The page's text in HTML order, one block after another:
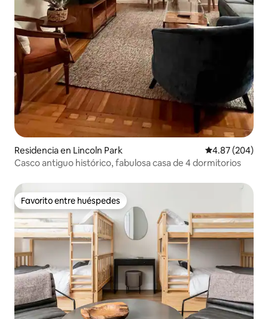
Residencia en Lincoln Park Calificación
4.87 (204)
Casco antiguo histórico, fabulosa casa de 4 dormitorios
Favorito entre huéspedes
Favorito entre huéspedes